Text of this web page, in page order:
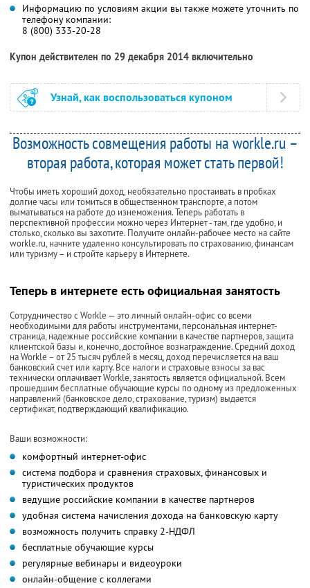
Информацию по условиям акции вы также можете уточнить по
телефону компании:
8 (800) 333-20-28
Купон действителен по 29 декабря 2014 включительно
Узнай, как воспользоваться купоном
Возможность совмещения работы на workle.ru –
вторая работа, которая может стать первой!
Чтобы иметь хороший доход, необязательно простаивать в пробках
долгие часы или томиться в общественном транспорте, а потом
выматываться на работе до изнеможения. Теперь работать в
перспективной профессии можно через Интернет - там, где удобно, и
столько, сколько вы захотите. Получите онлайн-рабочее место на сайте
workle.ru, начните удаленно консультировать по страхованию, финансам
или туризму – и стройте карьеру в Интернете.
Теперь в интернете есть официальная занятость
Сотрудничество с Workle — это личный онлайн-офис со всеми
необходимыми для работы инструментами, персональная интернет-
страница, надежные российские компании в качестве партнеров, защита
клиентской базы и, конечно, достойное вознаграждение. Средний доход
на Workle – от 25 тысяч рублей в месяц, доход перечисляется на ваш
банковский счет или карту. Все налоги и страховые взносы за вас
технически оплачивает Workle, занятость является официальной. Всем
прошедшим бесплатные обучающие курсы по одному из предложенных
направлений (банковское дело, страхование, туризм) выдается
сертификат, подтверждающий квалификацию.
Ваши возможности:
комфортный интернет-офис
система подбора и сравнения страховых, финансовых и
туристических продуктов
ведущие российские компании в качестве партнеров
удобная система начисления дохода на банковскую карту
возможность получить справку 2-НДФЛ
бесплатные обучающие курсы
регулярные вебинары и видеоуроки
онлайн-общение с коллегами